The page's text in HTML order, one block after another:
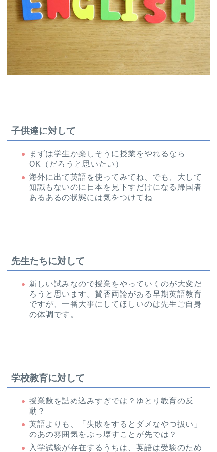
子供達に対して
まずは学生が楽しそうに授業をやれるなら
OK（だろうと思いたい）
海外に出て英語を使ってみてね、でも、大して
知識もないのに日本を見下すだけになる帰国者
あるあるの状態には気をつけてね
先生たちに対して
新しい試みなので授業をやっていくのが大変だ
ろうと思います。賛否両論がある早期英語教育
ですが、一番大事にしてほしいのは先生ご自身
の体調です。
学校教育に対して
授業数を詰め込みすぎでは？ゆとり教育の反
動？
英語よりも、「失敗をするとダメなやつ扱い」
のあの雰囲気をぶっ壊すことが先では？
入学試験が存在するうちは、英語は受験のため